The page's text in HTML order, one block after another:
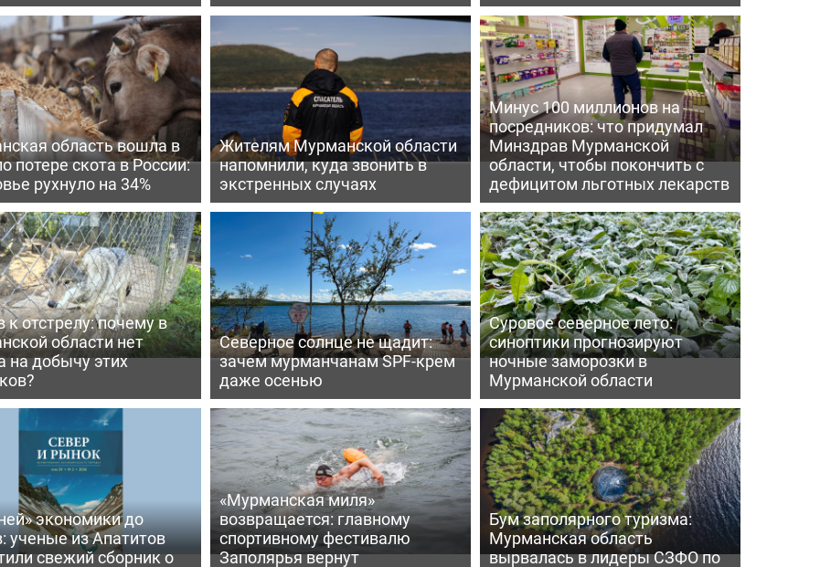
область вошла в
потере скота в России:
рухнуло на 34%
Жителям Мурманской области
напомнили, куда звонить в
экстренных случаях
Минус 100 миллионов на
посредников: что придумал
Минздрав Мурманской
области, чтобы покончить с
дефицитом льготных лекарств
к отстрелу: почему в
области нет
на добычу этих
Северное солнце не щадит:
зачем мурманчанам SPF-крем
даже осенью
Суровое северное лето:
синоптики прогнозируют
ночные заморозки в
Мурманской области
экономики до
ученые из Апатитов
свежий сборник о
«Мурманская миля»
возвращается: главному
спортивному фестивалю
Заполярья вернут
Бум заполярного туризма:
Мурманская область
вырвалась в лидеры СЗФО по